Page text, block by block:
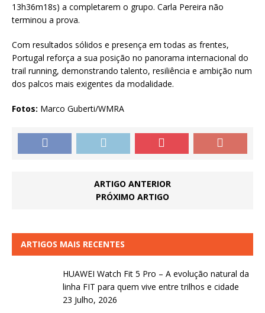
13h36m18s) a completarem o grupo. Carla Pereira não
terminou a prova.
Com resultados sólidos e presença em todas as frentes,
Portugal reforça a sua posição no panorama internacional do
trail running, demonstrando talento, resiliência e ambição num
dos palcos mais exigentes da modalidade.
Fotos: Marco Guberti/WMRA
ARTIGO ANTERIOR
PRÓXIMO ARTIGO
ARTIGOS MAIS RECENTES
HUAWEI Watch Fit 5 Pro – A evolução natural da
linha FIT para quem vive entre trilhos e cidade
23 Julho, 2026